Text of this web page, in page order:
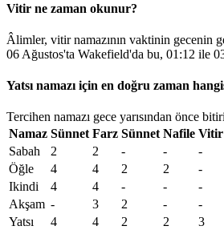
Vitir ne zaman okunur?
Âlimler, vitir namazının vaktinin gecenin
06 Ağustos'ta Wakefield'da bu, 01:12 ile
Yatsı namazı için en doğru zaman
Tercihen namazı gece yarısından önce
Namaz Sünnet Farz Sünnet Nafile Vitir
Sabah
2 2 - - -
Öğle
4 4 2 2 -
Ikindi
4 4 - - -
Akşam - 3 2 - -
Yatsı
4 4 2 2 3